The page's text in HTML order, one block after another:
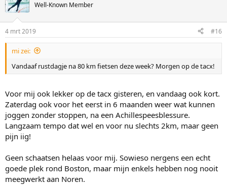
Well-Known Member
4 mrt 2019 #16
mi zei:
Vandaaf rustdagje na 80 km fietsen deze week? Morgen op de tacx!
Voor mij ook lekker op de tacx gisteren, en vandaag ook kort.
Zaterdag ook voor het eerst in 6 maanden weer wat kunnen
joggen zonder stoppen, na een Achillespeesblessure.
Langzaam tempo dat wel en voor nu slechts 2km, maar geen
pijn iig!
Geen schaatsen helaas voor mij. Sowieso nergens een echt
goede plek rond Boston, maar mijn enkels hebben nog nooit
meegwerkt aan Noren.